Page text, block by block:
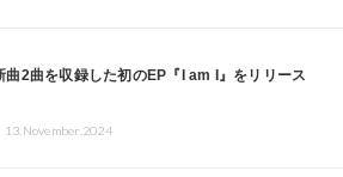
曲2曲を収録した初のEP『I am I』をリリース
13.November.2024